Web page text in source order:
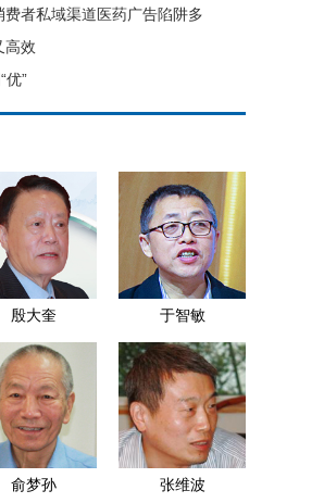
者私域渠道医药广告陷阱多
高效
优”
殷大奎 于智敏
俞梦孙 张维波